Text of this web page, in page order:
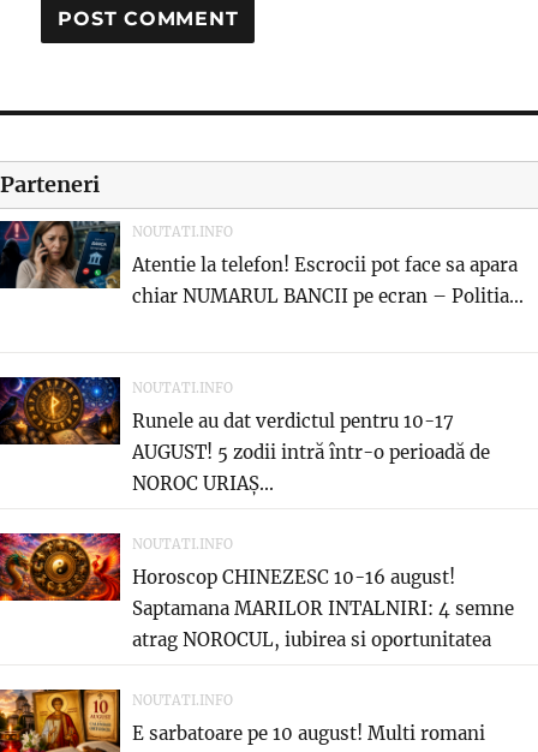
Parteneri
NOUTATI.INFO
Atentie la telefon! Escrocii pot face sa apara
chiar NUMARUL BANCII pe ecran – Politia...
NOUTATI.INFO
Runele au dat verdictul pentru 10-17
AUGUST! 5 zodii intră într-o perioadă de
NOROC URIAȘ...
NOUTATI.INFO
Horoscop CHINEZESC 10-16 august!
Saptamana MARILOR INTALNIRI: 4 semne
atrag NOROCUL, iubirea si oportunitatea
care...
NOUTATI.INFO
E sarbatoare pe 10 august! Multi romani